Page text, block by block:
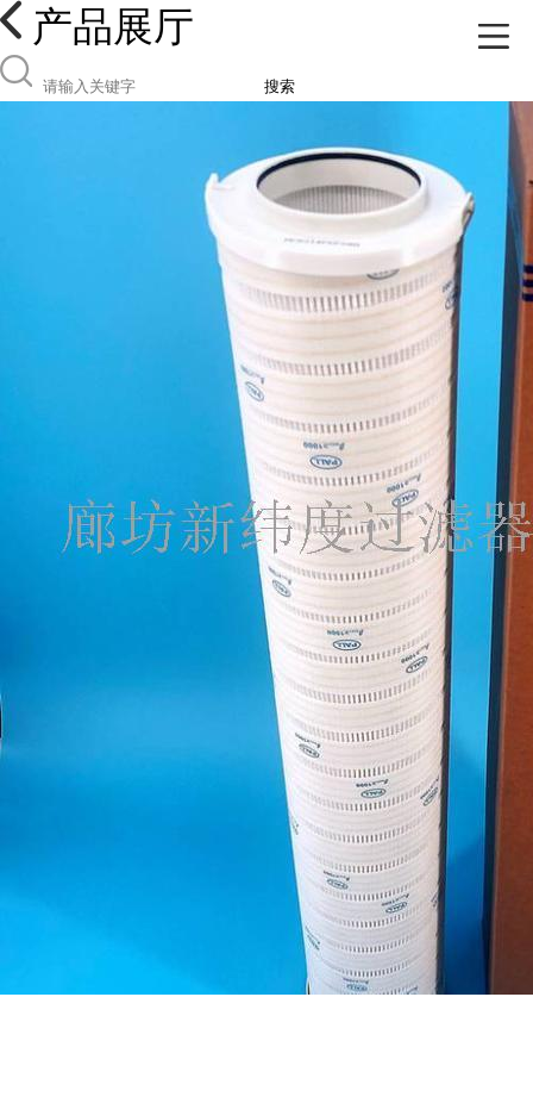
产品展厅
搜索